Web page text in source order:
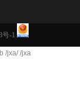
号-1
/jxa/ /jxa